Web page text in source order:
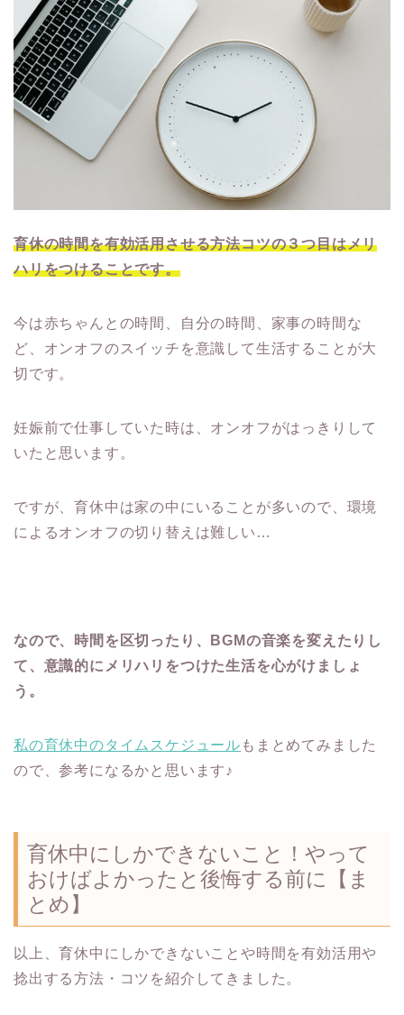
育休の時間を有効活用させる方法コツの３つ目はメリ
ハリをつけることです。
今は赤ちゃんとの時間、自分の時間、家事の時間な
ど、オンオフのスイッチを意識して生活することが大
切です。
妊娠前で仕事していた時は、オンオフがはっきりして
いたと思います。
ですが、育休中は家の中にいることが多いので、環境
によるオンオフの切り替えは難しい…
なので、時間を区切ったり、BGMの音楽を変えたりし
て、意識的にメリハリをつけた生活を心がけましょ
う。
私の育休中のタイムスケジュール もまとめてみました
ので、参考になるかと思います♪
育休中にしかできないこと！やって
おけばよかったと後悔する前に【ま
とめ】
以上、育休中にしかできないことや時間を有効活用や
捻出する方法・コツを紹介してきました。